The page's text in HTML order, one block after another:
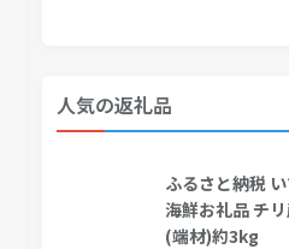
人気の返礼品
ふるさと納税
海鮮お礼品 チ
(端材)約3kg